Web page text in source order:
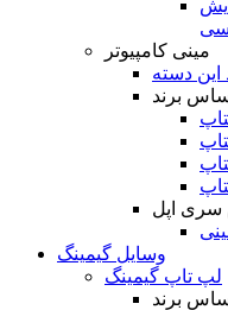
مینی کامپیوتر
این دسته
برند
سری اپل
وسایل گیمینگ
لپ تاپ گیمینگ
برند